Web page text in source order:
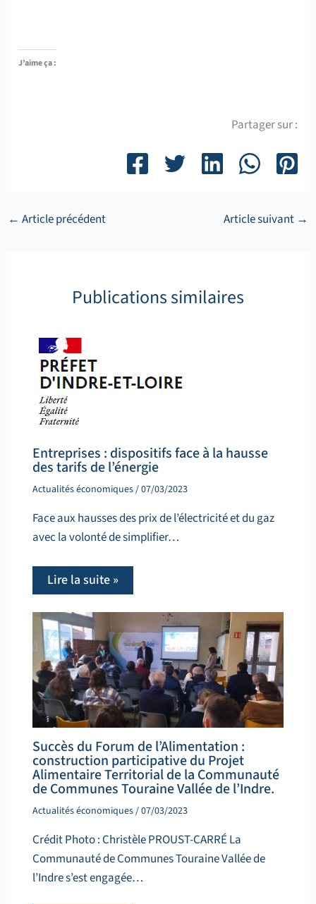
J’aime ça :
Partager sur :
← Article précédent Article suivant →
Publications similaires
Entreprises : dispositifs face à la hausse
des tarifs de l’énergie
Actualités économiques/07/03/2023
Face aux hausses des prix de l’électricité et du gaz
avec la volonté de simplifier…
Lire la suite »
Succès du Forum de l’Alimentation :
construction participative du Projet
Alimentaire Territorial de la Communauté
de Communes Touraine Vallée de l’Indre.
Actualités économiques/07/03/2023
Crédit Photo : Christèle PROUST-CARRÉ La
Communauté de Communes Touraine Vallée de
l’Indre s’est engagée…